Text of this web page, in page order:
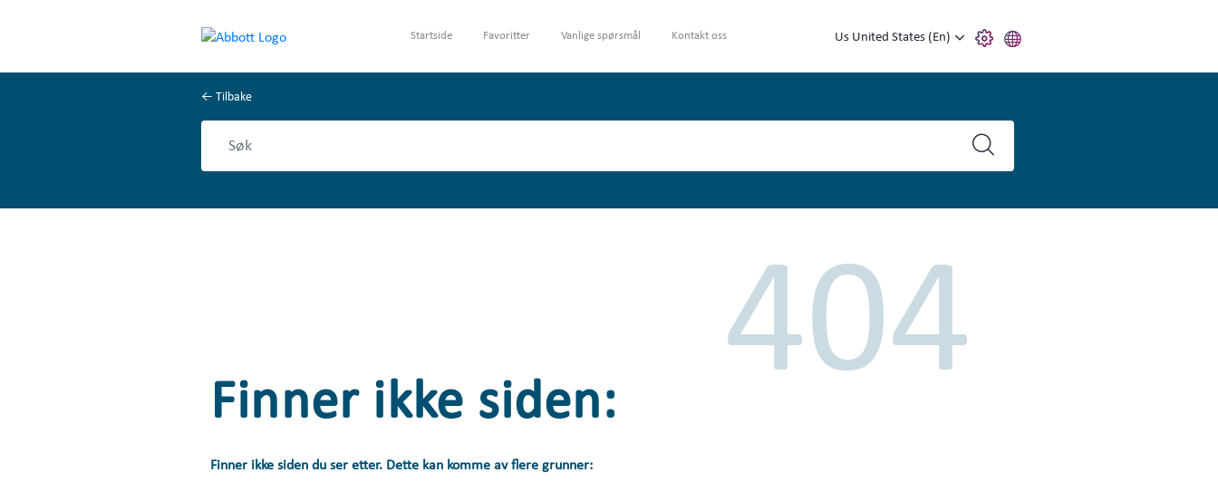
Startside Favoritter Vanlige spørsmål Kontakt oss Us United States (En)
Tilbake
404
Finner ikke siden:
Finner ikke siden du ser etter. Dette kan komme av flere grunner: